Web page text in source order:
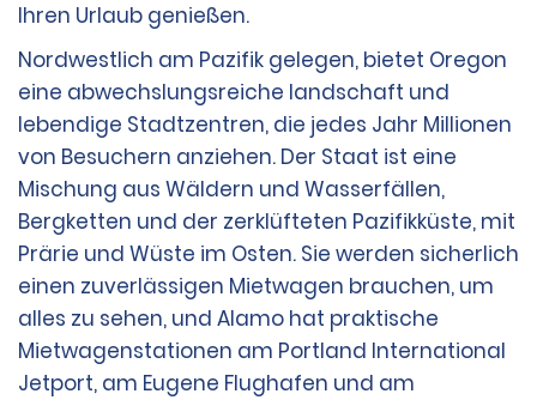
Ihren Urlaub genießen.
Nordwestlich am Pazifik gelegen, bietet Oregon
eine abwechslungsreiche landschaft und
lebendige Stadtzentren, die jedes Jahr Millionen
von Besuchern anziehen. Der Staat ist eine
Mischung aus Wäldern und Wasserfällen,
Bergketten und der zerklüfteten Pazifikküste, mit
Prärie und Wüste im Osten. Sie werden sicherlich
einen zuverlässigen Mietwagen brauchen, um
alles zu sehen, und Alamo hat praktische
Mietwagenstationen am Portland International
Jetport, am Eugene Flughafen und am